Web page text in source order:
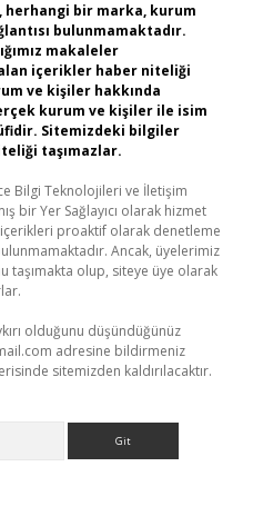
bir marka, kurum
bulunmamaktadır.
makaleler
içerikler haber niteliği
ve kişiler hakkında
kurum ve kişiler ile isim
Sitemizdeki bilgiler
taşımazlar.
Bilgi Teknolojileri ve İletişim
bir Yer Sağlayıcı olarak hizmet
proaktif olarak denetleme
Ancak, üyelerimiz
taşımakta olup, siteye üye olarak
olduğunu düşündüğünüz
adresine bildirmeniz
sitemizden kaldırılacaktır.